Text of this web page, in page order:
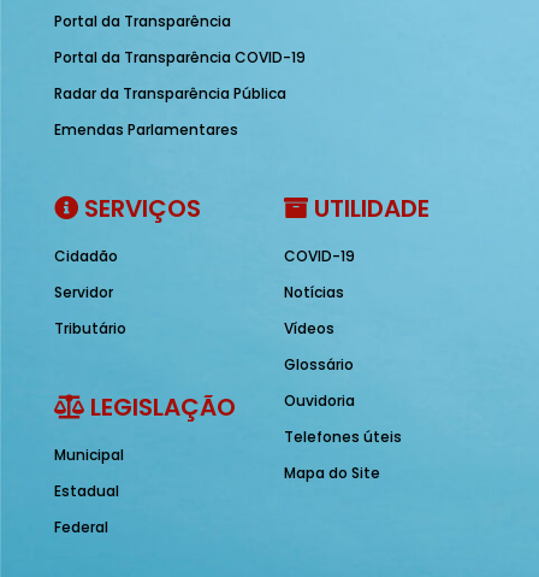
Portal da Transparência
Portal da Transparência COVID-19
Radar da Transparência Pública
Emendas Parlamentares
SERVIÇOS
Cidadão
Servidor
Tributário
LEGISLAÇÃO
Municipal
Estadual
Federal
UTILIDADE
COVID-19
Notícias
Vídeos
Glossário
Ouvidoria
Telefones úteis
Mapa do Site